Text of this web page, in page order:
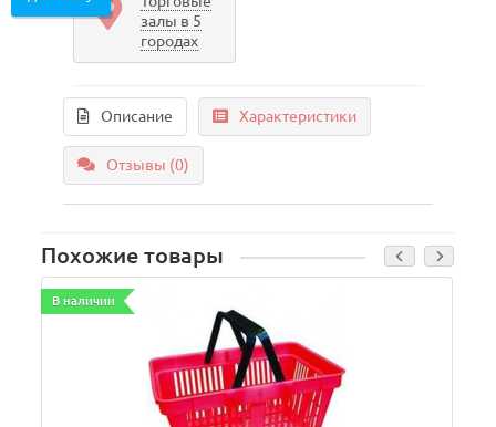
залы в 5
городах
Описание Характеристики
Отзывы (0)
Похожие товары
В наличии